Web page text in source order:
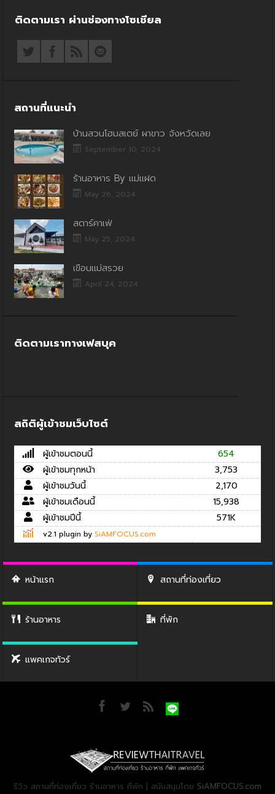
ติดตามเรา ผ่านช่องทางโซเชียล
สถานที่แนะนำ
บ้านสวนโฮมสเตย์ ผาขาว จังหวัดเลย
September 10, 2024
ร้านอาหาร By แม่แฝด
May 26, 2024
สตาร์คาเฟ่
May 25, 2024
เขื่อนแม่สรวย
April 24, 2024
ติดตามเราทางเฟสบุค
สถิติผู้เข้าชมเว็บไซต์
ผู้เข้าชมตอนนี้
654
ผู้เข้าชมทุกหน้า
3,753
ผู้เข้าชมวันนี้
2,170
ผู้เข้าชมเดือนนี้
15,938
ผู้เข้าชมปีนี้
571K
v2.1 plugin by SiAMFOCUS.com
หน้าแรก สถานที่ท่องเที่ยว
ร้านอาหาร ที่พัก
แพคเกจทัวร์
รีวิว สถานที่ท่องเที่ยว ร้านอาหาร ที่พัก | สนับสนุนโดย SiAMFOCUS.com